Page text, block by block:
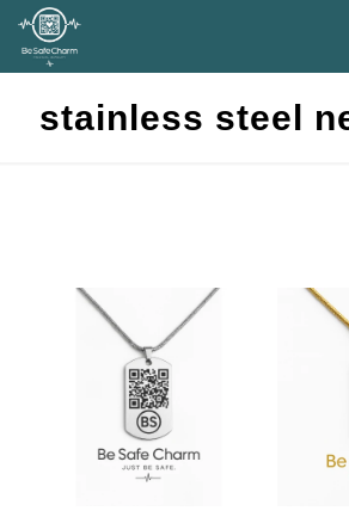
stainless steel